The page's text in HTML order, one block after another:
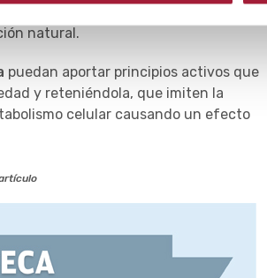
de hidratación adecuado, así como
natural.
puedan aportar principios activos que
y reteniéndola, que imiten la
celular causando un efecto